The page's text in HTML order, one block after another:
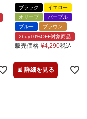
ブラック
イエロー
オリーブ
パープル
ブルー
ブラウン
2buy10%OFF対象商品
販売価格 ¥4,290税込
詳細を見る